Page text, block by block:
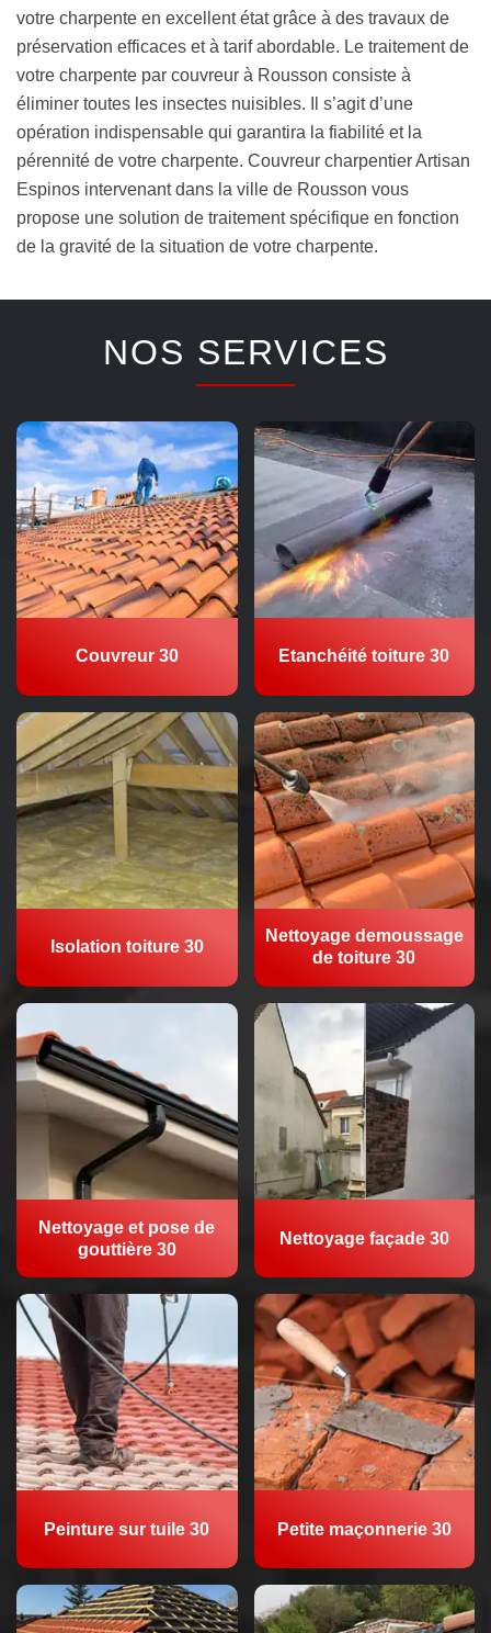
votre charpente en excellent état grâce à des travaux de
préservation efficaces et à tarif abordable. Le traitement de
votre charpente par couvreur à Rousson consiste à
éliminer toutes les insectes nuisibles. Il s’agit d’une
opération indispensable qui garantira la fiabilité et la
pérennité de votre charpente. Couvreur charpentier Artisan
Espinos intervenant dans la ville de Rousson vous
propose une solution de traitement spécifique en fonction
de la gravité de la situation de votre charpente.
NOS SERVICES
Couvreur 30 Etanchéité toiture 30
Isolation toiture 30
Nettoyage demoussage
de toiture 30
Nettoyage et pose de
gouttière 30
Nettoyage façade 30
Peinture sur tuile 30 Petite maçonnerie 30